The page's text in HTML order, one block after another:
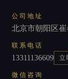
公司地址
北京市朝阳区
联系电话
13311136609 立
微信咨询